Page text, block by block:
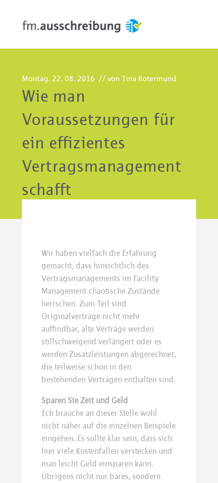
Montag. 22. 08. 2016 // von Tina Rotermund
Wie man
Voraussetzungen für
ein effizientes
Vertragsmanagement
schafft
Wir haben vielfach die Erfahrung
gemacht, dass hinsichtlich des
Vertragsmanagements im Facility
Management chaotische Zustände
herrschen. Zum Teil sind
Originalverträge nicht mehr
auffindbar, alte Verträge werden
stillschweigend verlängert oder es
werden Zusatzleistungen abgerechnet,
die teilweise schon in den
bestehenden Verträgen enthalten sind.
Sparen Sie Zeit und Geld
Ich brauche an dieser Stelle wohl
nicht näher auf die einzelnen Beispiele
eingehen. Es sollte klar sein, dass sich
hier viele Kostenfallen verstecken und
man leicht Geld einsparen kann.
Übrigens nicht nur bares, sondern